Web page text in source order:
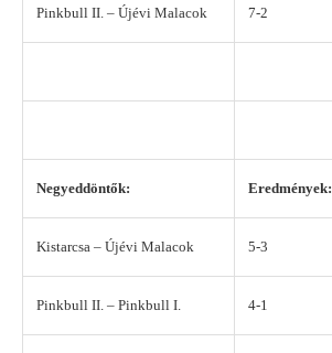
Pinkbull II. – Újévi Malacok 7-2
Negyeddöntők: Eredmények:
Kistarcsa – Újévi Malacok 5-3
Pinkbull II. – Pinkbull I. 4-1